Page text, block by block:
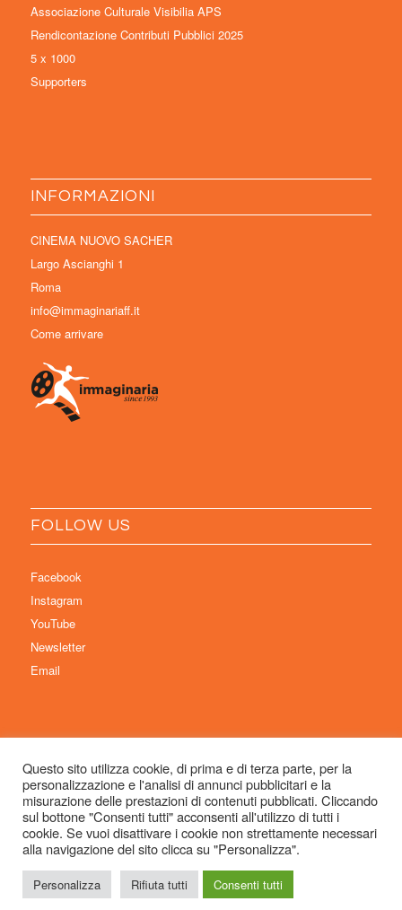
Associazione Culturale Visibilia APS
Rendicontazione Contributi Pubblici 2025
5 x 1000
Supporters
INFORMAZIONI
CINEMA NUOVO SACHER
Largo Ascianghi 1
Roma
info@immaginariaff.it
Come arrivare
FOLLOW US
Facebook
Instagram
YouTube
Newsletter
Email
© Copyright 2026 Immaginaria International Film Festival - Un progetto di:
Associazione Culturale Visibilia APS – Sede legale: Studio Commercialista
Dott.ssa Michela Sabattini, via D’Azeglio 71, 40123 Bologna –
info@immaginariaff.it- Tutti i diritti riservati -Privacy Policy- Site Design:
Simple
Questo sito utilizza cookie, di prima e di terza parte, per la
personalizzazione e l'analisi di annunci pubblicitari e la
misurazione delle prestazioni di contenuti pubblicati. Cliccando
sul bottone "Consenti tutti" acconsenti all'utilizzo di tutti i
cookie. Se vuoi disattivare i cookie non strettamente necessari
alla navigazione del sito clicca su "Personalizza".
Personalizza Rifiuta tutti Consenti tutti